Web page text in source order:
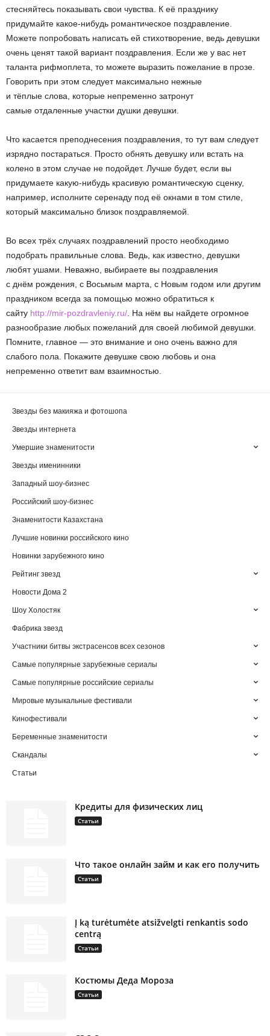
стесняйтесь показывать свои чувства. К её празднику
придумайте какое-нибудь романтическое поздравление.
Можете попробовать написать ей стихотворение, ведь девушки
очень ценят такой вариант поздравления. Если же у вас нет
таланта рифмоплета, то можете выразить пожелание в прозе.
Говорить при этом следует максимально нежные
и тёплые слова, которые непременно затронут
самые отдаленные участки душки девушки.
Что касается преподнесения поздравления, то тут вам следует
изрядно постараться. Просто обнять девушку или встать на
колено в этом случае не подойдет. Лучше будет, если вы
придумаете какую-нибудь красивую романтическую сценку,
например, исполните серенаду под её окнами в том стиле,
который максимально близок поздравляемой.
Во всех трёх случаях поздравлений просто необходимо
подобрать правильные слова. Ведь, как известно, девушки
любят ушами. Неважно, выбираете вы поздравления
с днём рождения, с Восьмым марта, с Новым годом или другим
праздником всегда за помощью можно обратиться к
сайту http://mir-pozdravleniy.ru/ . На нём вы найдете огромное
разнообразие любых пожеланий для своей любимой девушки.
Помните, главное — это внимание и оно очень важно для
слабого пола. Покажите девушке свою любовь и она
непременно ответит вам взаимностью.
Звезды без макияжа и фотошопа
Звезды интернета
Умершие знаменитости
Звезды именинники
Западный шоу-бизнес
Российский шоу-бизнес
Знаменитости Казахстана
Лучшие новинки российского кино
Новинки зарубежного кино
Рейтинг звезд
Новости Дома 2
Шоу Холостяк
Фабрика звезд
Участники битвы экстрасенсов всех сезонов
Самые популярные зарубежные сериалы
Самые популярные российские сериалы
Мировые музыкальные фестивали
Кинофестивали
Беременные знаменитости
Скандалы
Статьи
Кредиты для физических лиц
Статьи
Что такое онлайн займ и как его получить
Статьи
Į ką turėtumėte atsižvelgti renkantis sodo
centrą
Статьи
Костюмы Деда Мороза
Статьи